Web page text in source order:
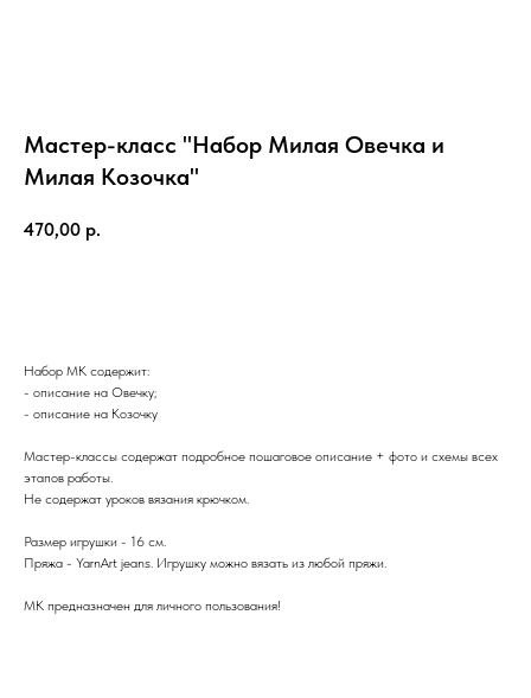
Мастер-класс "Набор Милая Овечка и
Милая Козочка"
470,00 р.
Набор МК содержит:
- описание на Овечку;
- описание на Козочку
Мастер-классы содержат подробное пошаговое описание + фото и схемы всех
этапов работы.
Не содержат уроков вязания крючком.
Размер игрушки - 16 см.
Пряжа - YarnArt jeans. Игрушку можно вязать из любой пряжи.
МК предназначен для личного пользования!